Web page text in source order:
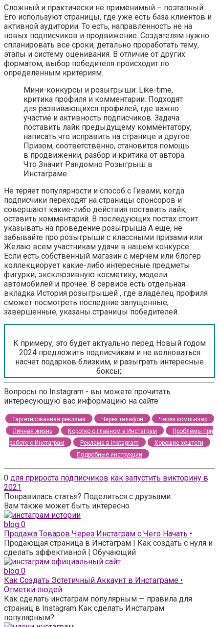
Сложный и практически не применимый – поэтапный .
Его используют страницы, где уже есть база клиентов и
активной аудитории. То есть, направленность не на
новых подписчиков и продвижение. Создателям нужно
спланировать все сроки, детально проработать тему,
этапы и систему оценивания. В отличие от других
форматом, выбор победителя происходит по
определенным критериям.
Мини-конкурсы и розыгрыши: Like-time,
критика профиля и комментарии. Подходят
для развивающихся профилей, где важно
участие и активность подписчиков. Задача:
поставить лайк предыдущему комментатору,
написать что исправить на странице и другое.
Призом, соответственно, становится помощь
в продвижении, разбор и критика от автора.
Что Значит Рандомно Розыгрыш в
Инстаграме.
Не теряет популярности и способ с Гивами, когда
подписчики переходят на страницы спонсоров и
совершают какие-либо действия поставить лайк,
оставить комментарий. В последующих постах стоит
указывать на проведение розыгрыша А еще, не
забывайте про розыгрыши с классными призами или
Желаю всем участникам удачи в нашем конкурсе.
Если есть собственный магазин с мерчем или блогер
коллекциорует какие-либо интересные предметы
фигурки, эксклюзивную косметику, модели
автомобилей и прочее. В сервисе есть отдельная
вкладка История розыгрышей , где владелец профиля
сможет посмотреть последние запущенные,
завершенные, указаны страницы победителей.
К примеру, это будет актуально перед Новый годом
2024 предложить подписчикам и не волноваться
насчет подарков близким, и разыграть интересные
боксы;.
Вопросы по Instagram - вы можете прочитать
интересующую вас информацию на сайте
Таргетированная реклама Через телефон
Через компьютер
Личная жизнь
Коротко о главном в Инстаграм
Проблемы при
работе с Инстаграм
Реклама в instagram
Хорошие хештеги
Подробные инструкции
0 для прироста подписчиков как запустить викторину в
2021
Понравилась статья? Поделиться с друзьями:
Вам также может быть интересно
blog 0
Продажа Товаров Через Инстаграм с Чего Начать •
Продающая страница в Инстаграм | Как создать с нуля и
сделать эффективной | Обучающий
blog 0
Как Создать Эстетичный Аккаунт в Инстаграме •
Отметки людей
Как сделать инстаграм популярным — правила для
страниц в Instagram Как сделать Инстаграм
популярным?